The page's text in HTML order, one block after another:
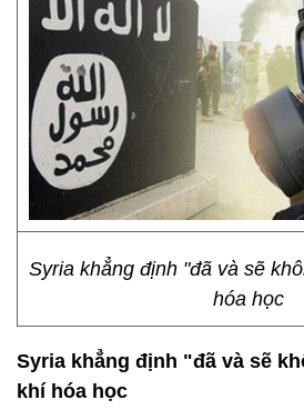
Syria khẳng định "đã và sẽ
hóa học
Syria khẳng định "đã và sẽ
khí hóa học